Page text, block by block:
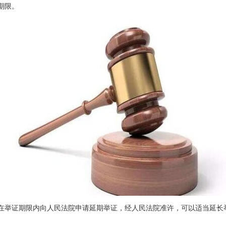
。
证期限内向人民法院申请延期举证，经人民法院准许，可以适当延